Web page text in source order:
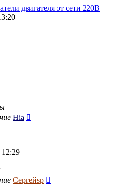
двигателя от сети 220В
Hia
12:29
Сергейsp